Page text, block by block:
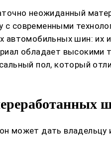
неожиданный
современными
автомобильных шин:
обладает высокими
пол, который
может дать владельцу